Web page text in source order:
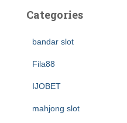
Categories
bandar slot
Fila88
IJOBET
mahjong slot